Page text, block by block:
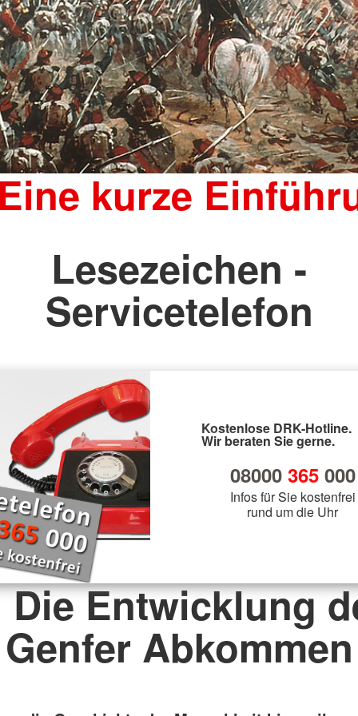
kurze
Lesezeichen -
Servicetelefon
Kostenlose DRK-Hotline.
Wir beraten Sie gerne.
08000 365000
Infos für Sie kostenfrei
rund um die Uhr
Die Entwicklung
Genfer Abkommen